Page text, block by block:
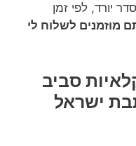
יורד, לפי זמן
מוזמנים לשלוח לי
סביב
ישראל